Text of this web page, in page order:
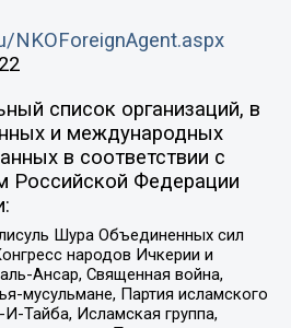
NKOForeignAgent.aspx
список организаций, в
и международных
в соответствии с
Российской Федерации
Шура Объединенных сил
народов Ичкерии и
Ансар, Священная война,
мусульмане, Партия исламского
Тайба, Исламская группа,